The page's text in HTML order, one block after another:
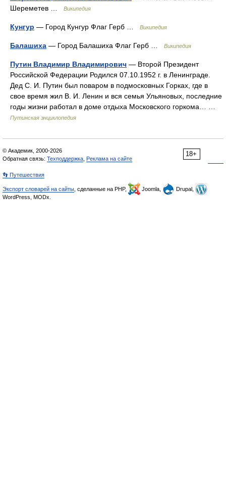
Шереметев …
Википедия
Кунгур — Город Кунгур Флаг Герб … Википедия
Балашиха — Город Балашиха Флаг Герб … Википедия
Путин Владимир Владимирович — Второй Президент
Российской Федерации Родился 07.10.1952 г. в Ленинграде.
Дед С. И. Путин был поваром в подмосковных Горках, где в
свое время жил В. И. Ленин и вся семья Ульяновых, последние
годы жизни работал в доме отдыха Московского горкома… …
Путинская энциклопедия
18+
© Академик, 2000-2026
Обратная связь: Техподдержка Реклама на сайте
👣 Путешествия
Экспорт словарей на сайты , сделанные на PHP, Joomla,
Drupal,
WordPress, MODx.